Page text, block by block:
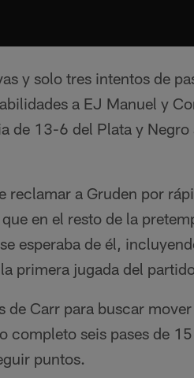
y solo tres intentos de
a EJ Manuel y
de 13-6 del Plata y
reclamar a Gruden por
en el resto de la
esperaba de él,
primera jugada del
de Carr para buscar
completo seis pases de
puntos.